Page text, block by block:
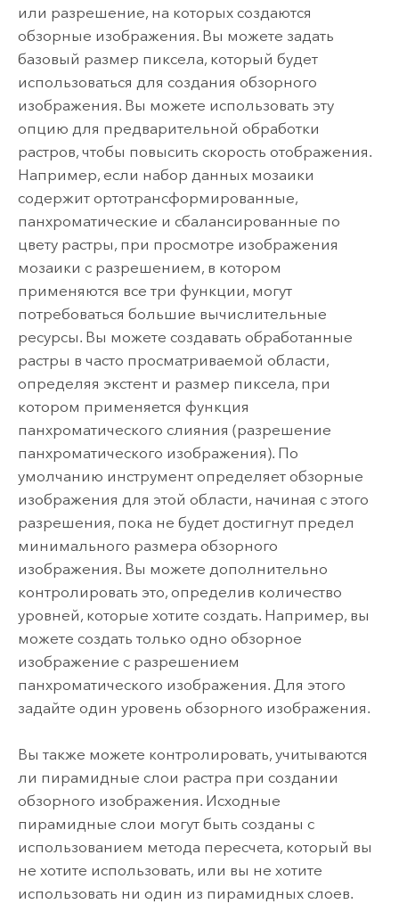
или разрешение, на которых создаются
обзорные изображения. Вы можете задать
базовый размер пиксела, который будет
использоваться для создания обзорного
изображения. Вы можете использовать эту
опцию для предварительной обработки
растров, чтобы повысить скорость отображения.
Например, если набор данных мозаики
содержит ортотрансформированные,
панхроматические и сбалансированные по
цвету растры, при просмотре изображения
мозаики с разрешением, в котором
применяются все три функции, могут
потребоваться большие вычислительные
ресурсы. Вы можете создавать обработанные
растры в часто просматриваемой области,
определяя экстент и размер пиксела, при
котором применяется функция
панхроматического слияния (разрешение
панхроматического изображения). По
умолчанию инструмент определяет обзорные
изображения для этой области, начиная с этого
разрешения, пока не будет достигнут предел
минимального размера обзорного
изображения. Вы можете дополнительно
контролировать это, определив количество
уровней, которые хотите создать. Например, вы
можете создать только одно обзорное
изображение с разрешением
панхроматического изображения. Для этого
задайте один уровень обзорного изображения.
Вы также можете контролировать, учитываются
ли пирамидные слои растра при создании
обзорного изображения. Исходные
пирамидные слои могут быть созданы с
использованием метода пересчета, который вы
не хотите использовать, или вы не хотите
использовать ни один из пирамидных слоев.